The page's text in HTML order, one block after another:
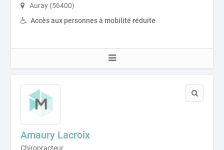
Auray (56400)
Accès aux personnes à mobilité réduite
Amaury Lacroix
Chiropracteur